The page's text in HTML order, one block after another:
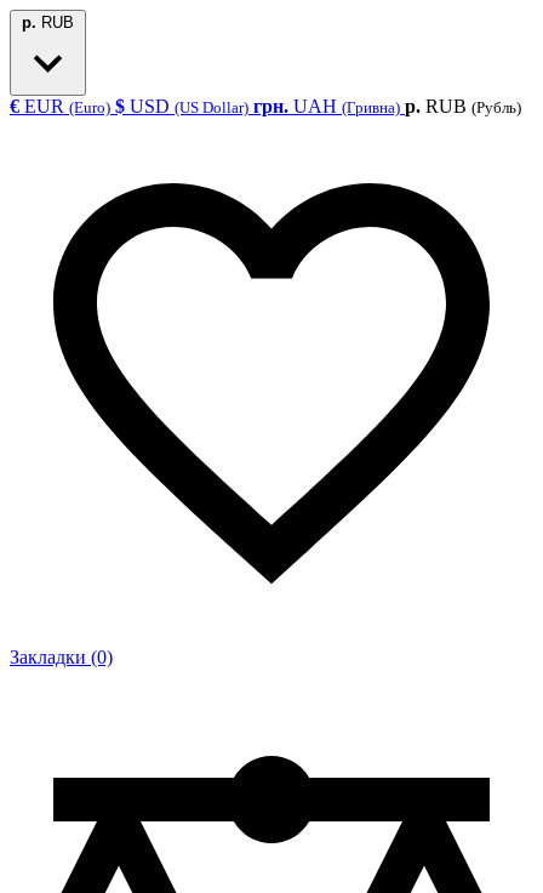
р. RUB
€ EUR (Euro) $ USD (US Dollar) грн. UAH (Гривна) р. RUB (Рубль)
Закладки (0)